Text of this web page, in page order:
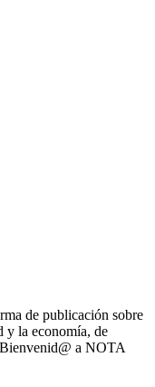
de publicación sobre
y la economía, de
a NOTA